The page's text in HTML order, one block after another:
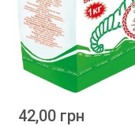
42,00 грн